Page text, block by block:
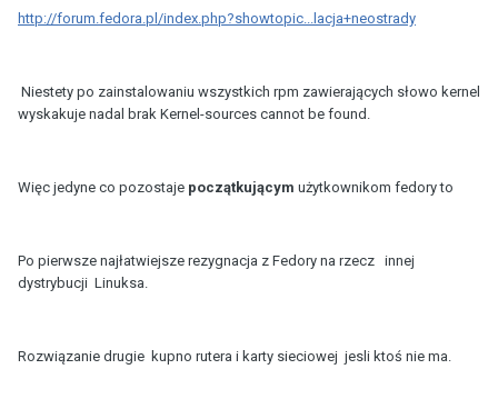
http://forum.fedora.pl/index.php?showtopic...lacja+neostrady
Niestety po zainstalowaniu wszystkich rpm zawierających słowo kernel
wyskakuje nadal brak Kernel-sources cannot be found.
Więc jedyne co pozostaje początkującym użytkownikom fedory to
Po pierwsze najłatwiejsze rezygnacja z Fedory na rzecz innej
dystrybucji Linuksa.
Rozwiązanie drugie kupno rutera i karty sieciowej jesli ktoś nie ma.